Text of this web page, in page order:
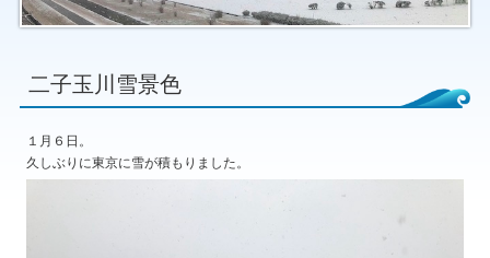
二子玉川雪景色
１月６日。
久しぶりに東京に雪が積もりました。